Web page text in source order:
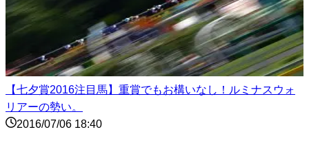
【七夕賞2016注目馬】重賞でもお構いなし！ルミナスウォ
リアーの勢い。
2016/07/06 18:40